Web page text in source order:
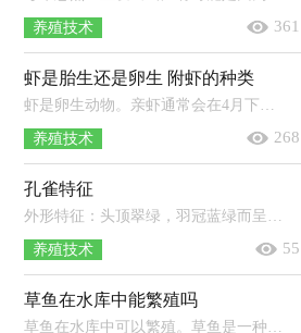
养殖技术 361
虾是胎生还是卵生 附虾的种类
养殖技术 268
孔雀特征
养殖技术 55
草鱼在水库中能繁殖吗